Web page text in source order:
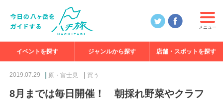
メニュー
イベントを探す ジャンルから探す 店舗・スポットを探す
2019.07.29 原・富士見 買う
8月までは毎日開催！ 朝採れ野菜やクラフ